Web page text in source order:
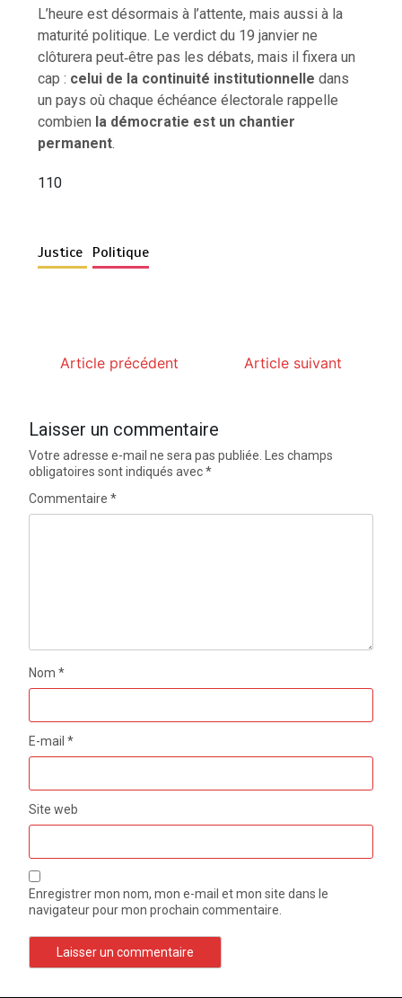
L’heure est désormais à l’attente, mais aussi à la
maturité politique. Le verdict du 19 janvier ne
clôturera peut‑être pas les débats, mais il fixera un
cap : celui de la continuité institutionnelle dans
un pays où chaque échéance électorale rappelle
combien la démocratie est un chantier
permanent.
110
Justice Politique
Article précédent Article suivant
Laisser un commentaire
Votre adresse e-mail ne sera pas publiée.
Les champs
obligatoires sont indiqués avec*
Commentaire*
Nom*
E-mail*
Site web
Enregistrer mon nom, mon e-mail et mon site dans le
navigateur pour mon prochain commentaire.